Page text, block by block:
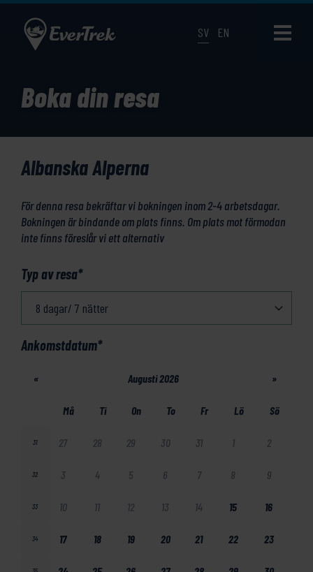
SV EN
Boka din resa
Albanska Alperna
För denna resa bekräftar vi bokningen inom 2-4 arbetsdagar.
Bokningen är bindande om plats finns. Om plats mot förmodan
inte finns föreslår vi ett alternativ
Typ av resa*
Ankomstdatum*
« Augusti 2026 »
Må Ti On To Fr Lö Sö
31 27 28 29 30 31 1 2
32 3 4 5 6 7 8 9
33 10 11 12 13 14 15 16
34 17 18 19 20 21 22 23